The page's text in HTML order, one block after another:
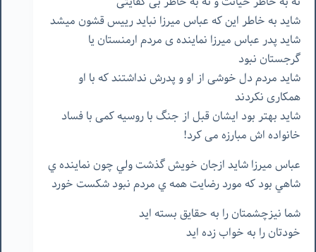
شاید به خاطر این که عباس میرزا نباید رییس قشون میشد
شاید پدر عباس میرزا نماینده ی مردم ارمنستان یا
گرجستان نبود
شاید مردم دل خوشی از او و پدرش نداشتند که با او
همکاری نکردند
شاید بهتر بود ایشان قبل از جنگ با روسیه کمی با فساد
خانواده اش مبارزه می کرد!
عباس ميرزا شايد ازجان خويش گذشت ولي چون نماينده ي
شاهي بود كه مورد رضايت همه ي مردم نبود شكست خورد
شما نیزچشمتان را به حقایق بسته اید
خودتان را به خواب زده اید